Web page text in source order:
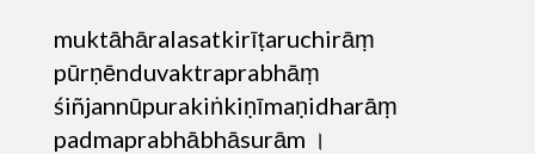
muktāhāralasatkirīṭaruchirāṃ
pūrṇēnduvaktraprabhāṃ
śiñjannūpurakiṅkiṇīmaṇidharāṃ
padmaprabhābhāsurām ।